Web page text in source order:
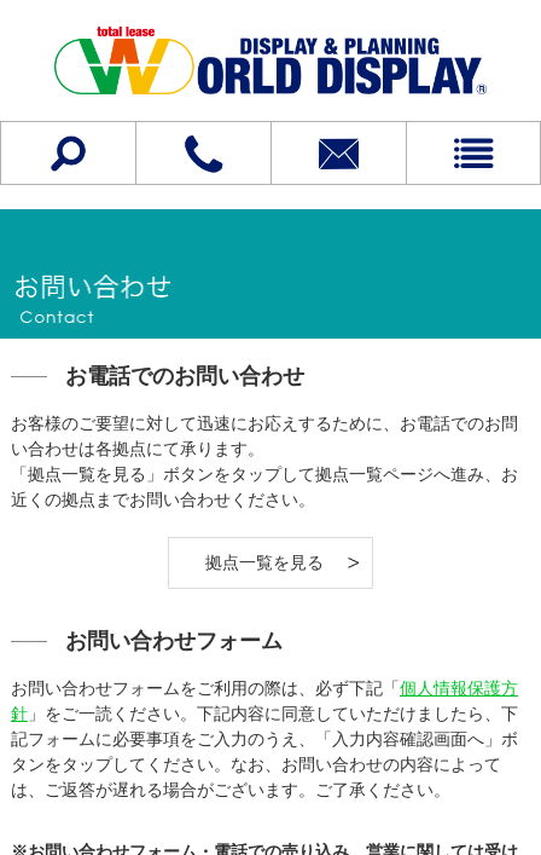
お電話でのお問い合わせ
お客様のご要望に対して迅速にお応えするために、お電話でのお問
い合わせは各拠点にて承ります。
「拠点一覧を見る」ボタンをタップして拠点一覧ページへ進み、お
近くの拠点までお問い合わせください。
拠点一覧を見る
お問い合わせフォーム
お問い合わせフォームをご利用の際は、必ず下記「個人情報保護方
針」をご一読ください。下記内容に同意していただけましたら、下
記フォームに必要事項をご入力のうえ、「入力内容確認画面へ」ボ
タンをタップしてください。なお、お問い合わせの内容によって
は、ご返答が遅れる場合がございます。ご了承ください。